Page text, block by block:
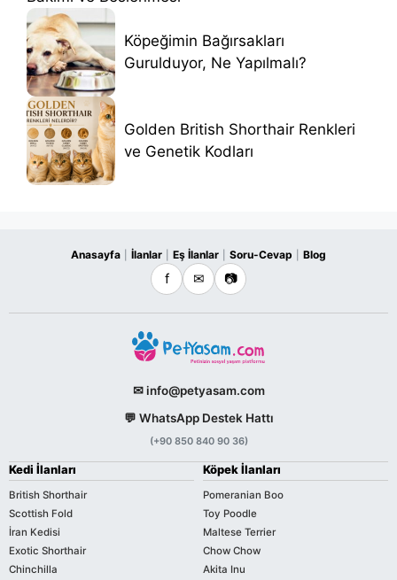
Köpeğimin Bağırsakları
Gurulduyor, Ne Yapılmalı?
Golden British Shorthair Renkleri
ve Genetik Kodları
Anasayfa İlanlar Eş İlanlar Soru-Cevap Blog
f ✉ 📷
✉ info@petyasam.com
💬 WhatsApp Destek Hattı
(+90 850 840 90 36)
Kedi İlanları
British Shorthair
Scottish Fold
İran Kedisi
Exotic Shorthair
Chinchilla
Köpek İlanları
Pomeranian Boo
Toy Poodle
Maltese Terrier
Chow Chow
Akita Inu